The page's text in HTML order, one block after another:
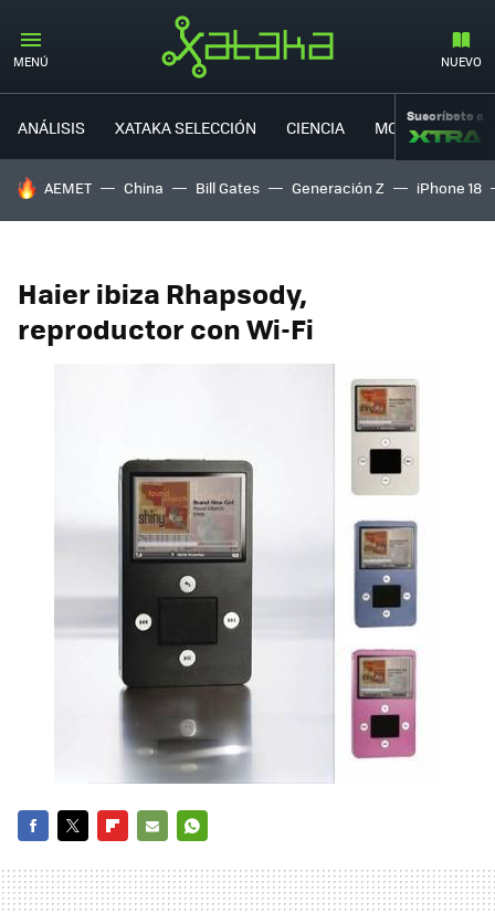
MENÚ NUEVO
ANÁLISIS XATAKA SELECCIÓN CIENCIA MOVILIDAD
Suscríbete a
HOY SE HABLA DE
AEMET China Bill Gates Generación Z iPhone 18
Haier ibiza Rhapsody,
reproductor con Wi-Fi
MAIL